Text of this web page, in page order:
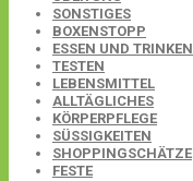
SONSTIGES
BOXENSTOPP
ESSEN UND TRINKEN
TESTEN
LEBENSMITTEL
ALLTÄGLICHES
KÖRPERPFLEGE
SÜSSIGKEITEN
SHOPPINGSCHÄTZE
FESTE